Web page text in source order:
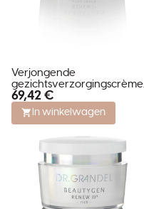
Verjongende
gezichtsverzorgingscrème
BEAUTYGEN RENEW I SILKY
TOUCH
69,42 €
In winkelwagen